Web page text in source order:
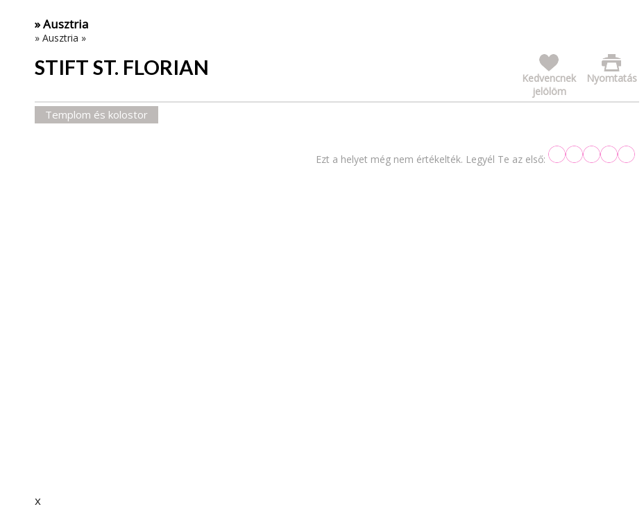
» Ausztria
» Ausztria »
STIFT ST. FLORIAN Nyomtatás
Kedvencnek
jelölöm
Templom és kolostor
Ezt a helyet még nem értékelték. Legyél Te az első:
x